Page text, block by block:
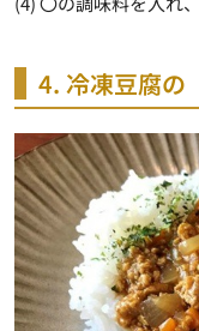
4. 冷凍豆腐の